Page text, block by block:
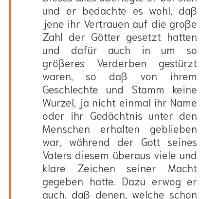
und er bedachte es wohl, daß
jene ihr Vertrauen auf die große
Zahl der Götter gesetzt hatten
und dafür auch in um so
größeres Verderben gestürzt
waren, so daß von ihrem
Geschlechte und Stamm keine
Wurzel, ja nicht einmal ihr Name
oder ihr Gedächtnis unter den
Menschen erhalten geblieben
war, während der Gott seines
Vaters diesem überaus viele und
klare Zeichen seiner Macht
gegeben hatte. Dazu erwog er
auch, daß denen, welche schon